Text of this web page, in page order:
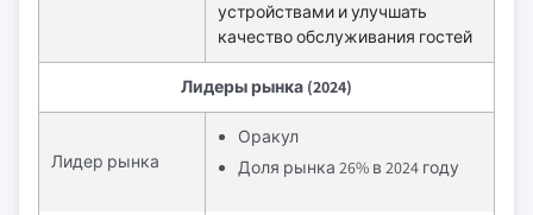
устройствами и улучшать
качество обслуживания гостей
Лидеры рынка (2024)
Лидер рынка
Оракул
Доля рынка 26% в 2024 году